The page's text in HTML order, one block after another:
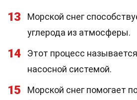
13
Морской снег
углерода из атмосферы.
14
Этот процесс
насосной системой.
15
Морской снег помогает